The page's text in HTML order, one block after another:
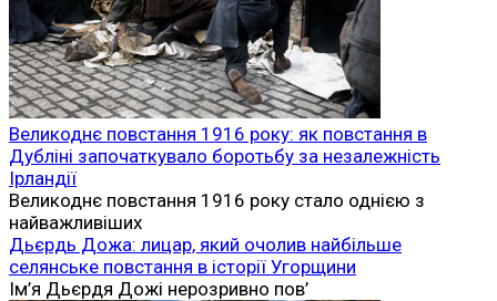
Великоднє повстання 1916 року: як повстання в
Дубліні започаткувало боротьбу за незалежність
Ірландії
Великоднє повстання 1916 року стало однією з
найважливіших
Дьєрдь Дожа: лицар, який очолив найбільше
селянське повстання в історії Угорщини
Ім’я Дьєрдя Дожі нерозривно пов’